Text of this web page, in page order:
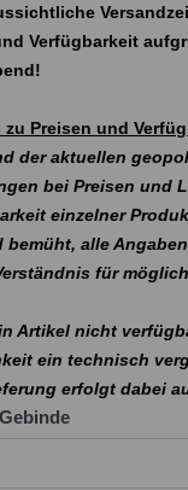
Verfügbarkeit
zu Preisen und
der aktuellen
bei Preisen und
einzelner
bemüht, alle
für
Artikel nicht
ein technisch
erfolgt dabei